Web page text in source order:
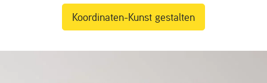
Koordinaten-Kunst gestalten